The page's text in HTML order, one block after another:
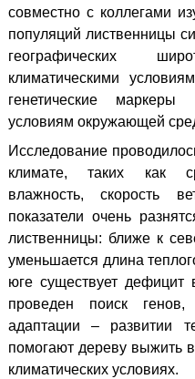
совместно с коллегами
популяций лиственницы
географических
климатическими
генетические
условиям окружающей
Исследование
климате, таких как
влажность, скорость
показатели очень
лиственницы: ближе к
уменьшается длина
юге существует дефицит
проведен поиск
адаптации – развитии
помогают дереву выжить
климатических условиях.